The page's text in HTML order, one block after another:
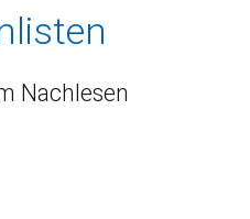
Nachlesen